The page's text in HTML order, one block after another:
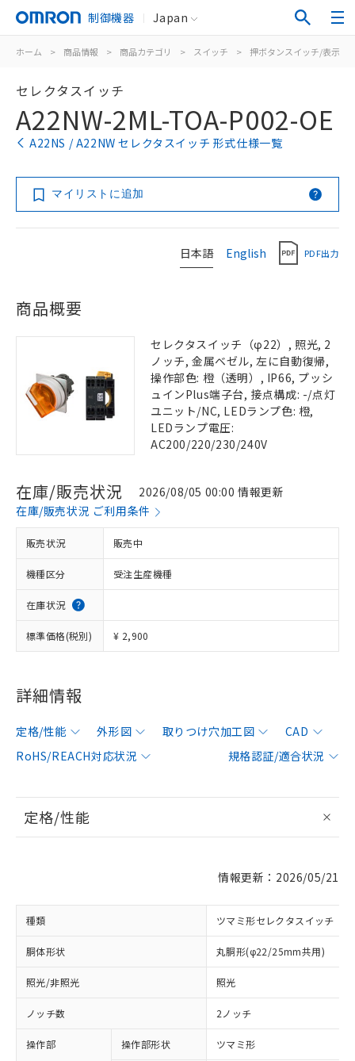
制御機器 Japan
ホーム > 商品情報 > 商品カテゴリ > スイッチ > 押ボタンスイッチ/表示灯
セレクタスイッチ
A22NW-2ML-TOA-P002-OE
A22NS / A22NW セレクタスイッチ 形式仕様一覧
マイリストに追加
日本語 English PDF出力
商品概要
セレクタスイッチ（φ22）, 照光, 2
ノッチ, 金属ベゼル, 左に自動復帰,
操作部色: 橙（透明）, IP66, プッシ
ュインPlus端子台, 接点構成: -/点灯
ユニット/NC, LEDランプ色: 橙,
LEDランプ電圧:
AC200/220/230/240V
在庫/販売状況
2026/08/05 00:00 情報更新
在庫/販売状況 ご利用条件
販売状況 販売中
機種区分 受注生産機種
在庫状況
標準価格(税別) ¥ 2,900
詳細情報
定格/性能 外形図 取りつけ穴加工図
CAD
RoHS/REACH対応状況
規格認証/適合状況
定格/性能
情報更新：2026/05/21
種類 ツマミ形セレクタスイッチ
胴体形状 丸胴形(φ22/25mm共用)
照光/非照光 照光
ノッチ数 2ノッチ
操作部 操作部形状 ツマミ形